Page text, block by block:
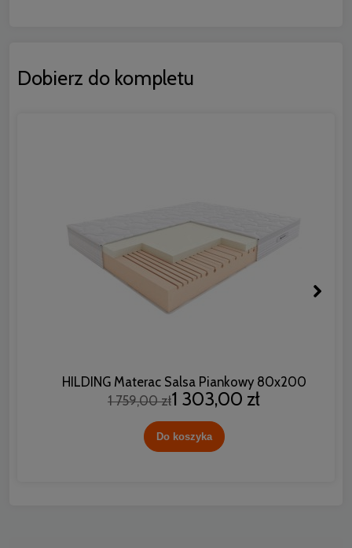
Dobierz do kompletu
HILDING Materac Salsa Piankowy 80x200
1 759,00 zł1 303,00 zł
Do koszyka